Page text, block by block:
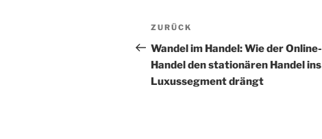
Beitrags-
Navigation
Vorheriger
Beitrag
ZURÜCK
Wandel im Handel: Wie der Online-
Handel den stationären Handel ins
Luxussegment drängt